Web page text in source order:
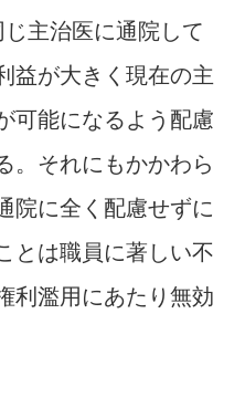
主治医に通院して
益が大きく現在の主
可能になるよう配慮
。それにもかかわら
院に全く配慮せずに
とは職員に著しい不
利濫用にあたり無効